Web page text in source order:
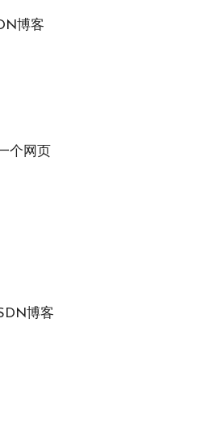
博客
个网页
博客